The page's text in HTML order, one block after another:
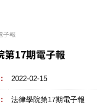
子報
第17期電子報
2022-02-15
法律學院第17期電子報